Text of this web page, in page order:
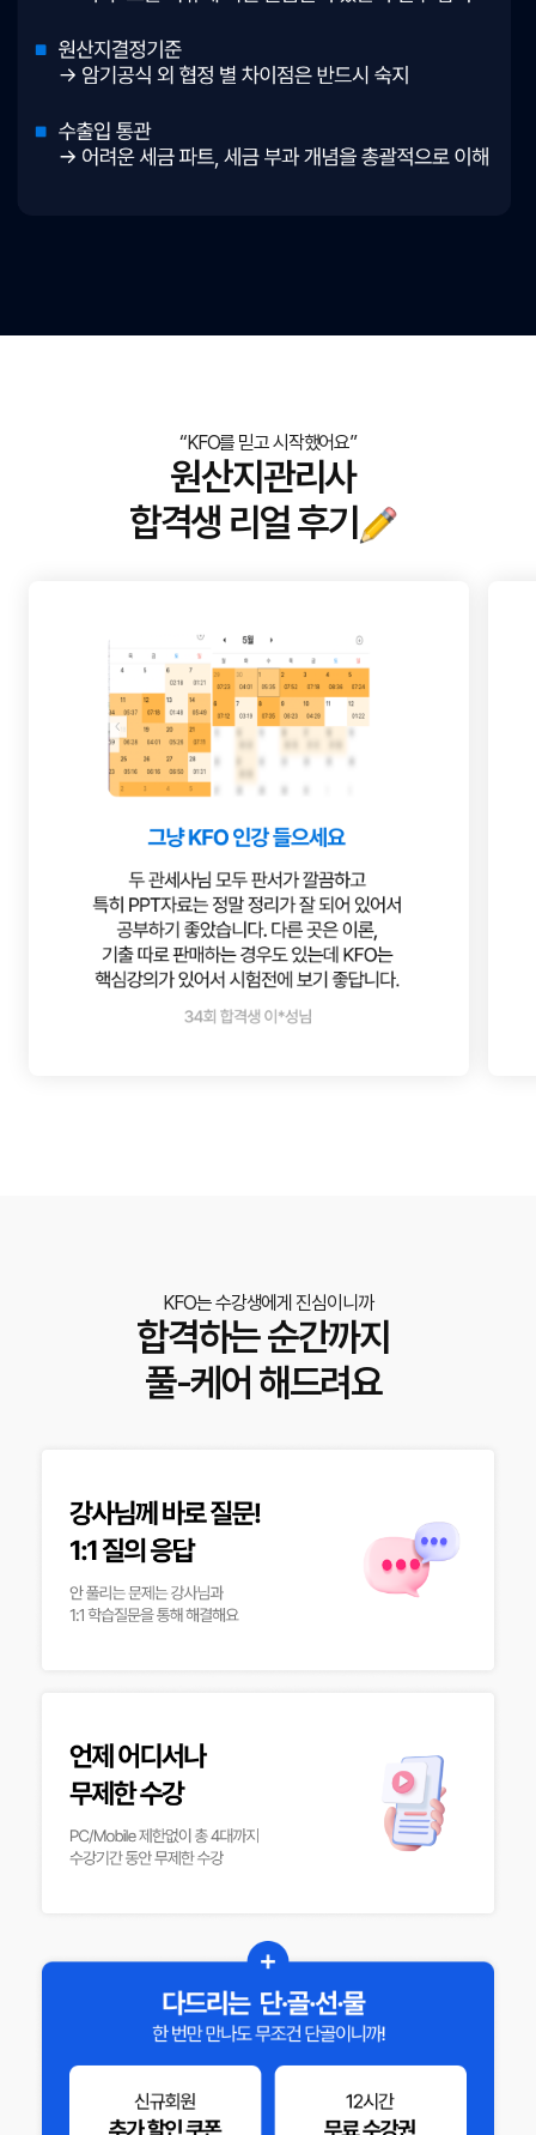
“KFO를 믿고 시작했어요”
원산지관리사
합격생 리얼 후기
KFO는 수강생에게 진심이니까
합격하는 순간까지
풀-케어 해드려요